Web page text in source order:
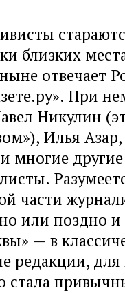
близких
отвечает
При
Никулин
Илья Азар,
многие
части
или поздно
— в
редакции,
стала